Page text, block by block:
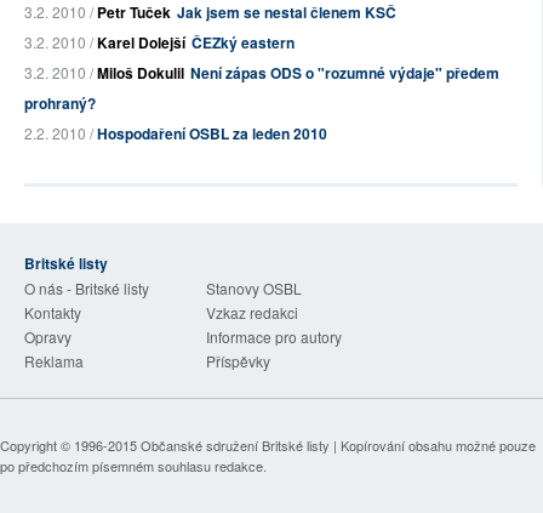
3.2. 2010 /Petr Tuček Jak jsem se nestal členem KSČ
3.2. 2010 /Karel Dolejší ČEZký eastern
3.2. 2010 /Miloš Dokulil Není zápas ODS o "rozumné výdaje" předem
prohraný?
2.2. 2010 /Hospodaření OSBL za leden 2010
Britské listy
O nás - Britské listy
Stanovy OSBL
Kontakty
Vzkaz redakci
Opravy
Informace pro autory
Reklama
Příspěvky
Copyright © 1996-2015Občanské sdružení Britské listy | Kopírování obsahu možné pouze
po předchozím písemném souhlasu redakce.